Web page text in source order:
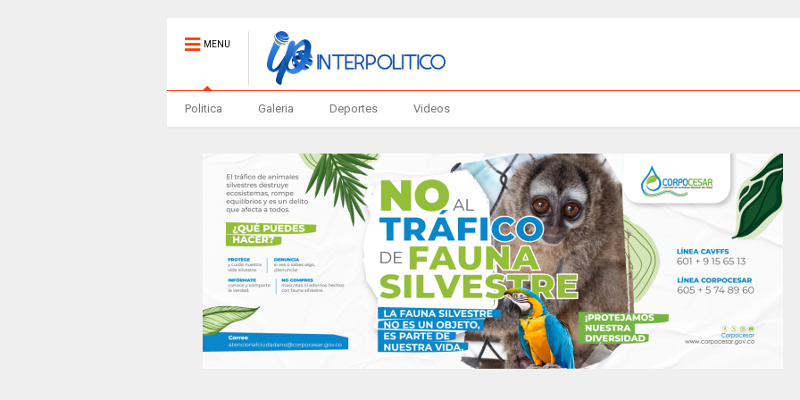
MENU
Politica Galeria Deportes Videos